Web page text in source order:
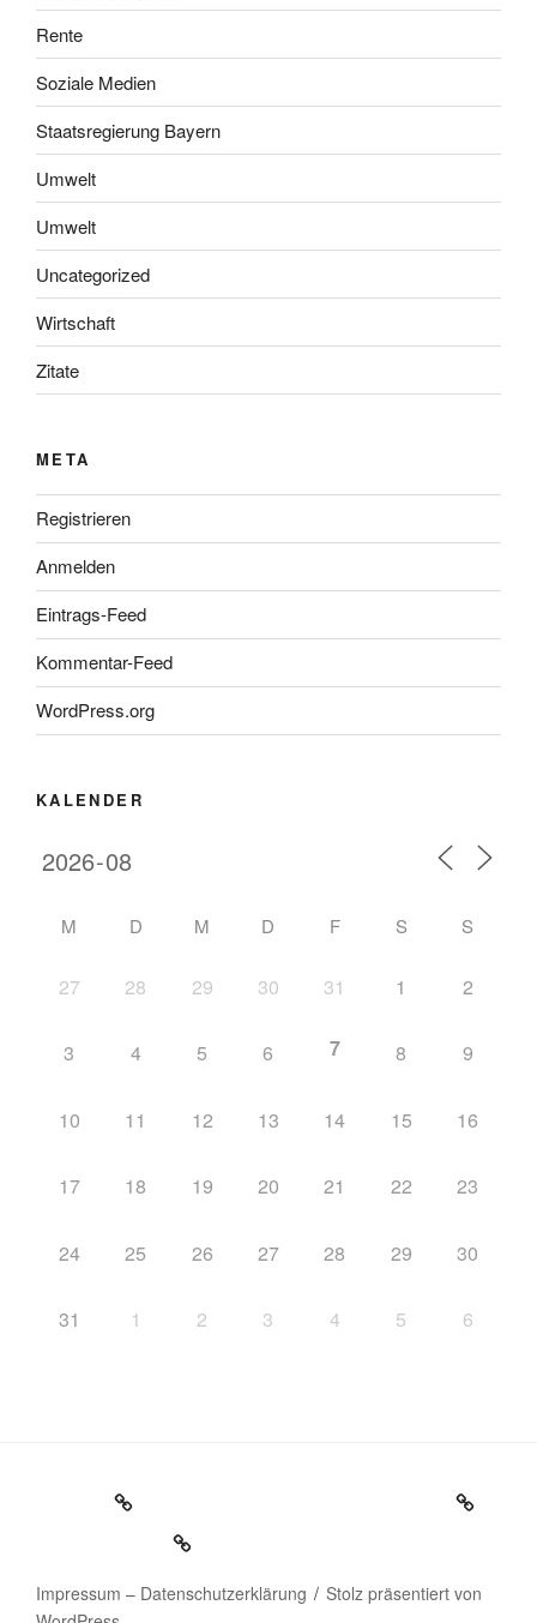
Rente
Soziale Medien
Staatsregierung Bayern
Umwelt
Umwelt
Uncategorized
Wirtschaft
Zitate
META
Registrieren
Anmelden
Eintrags-Feed
Kommentar-Feed
WordPress.org
KALENDER
M D M D F S S
27 28 29 30 31 1 2
3 4 5 6 7 8 9
10 11 12 13 14 15 16
17 18 19 20 21 22 23
24 25 26 27 28 29 30
31 1 2 3 4 5 6
Startseite
Impressum – Datenschutzerklärung
Veranstaltungen
Impressum – Datenschutzerklärung
Stolz präsentiert von